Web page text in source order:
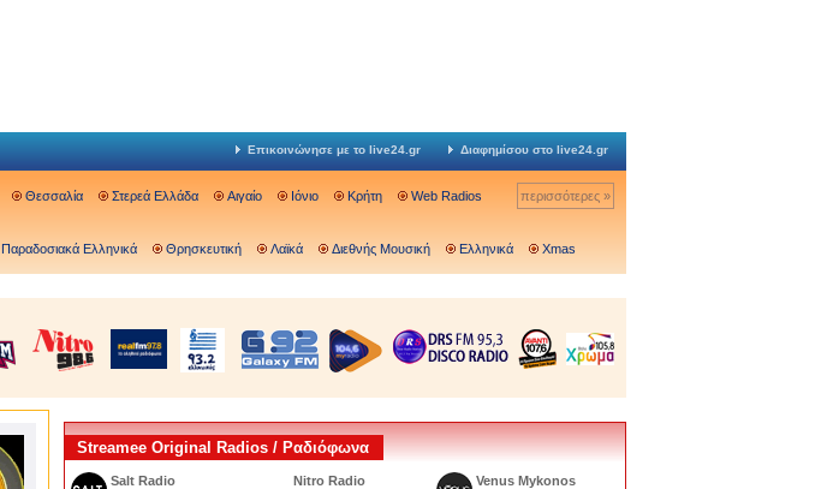
Επικοινώνησε με το live24.gr Διαφημίσου στο live24.gr
Θεσσαλία Στερεά Ελλάδα Αιγαίο Ιόνιο Κρήτη Web Radios περισσότερες »
Παραδοσιακά Ελληνικά Θρησκευτική Λαϊκά Διεθνής Μουσική Ελληνικά Xmas
Streamee Original Radios / Ραδιόφωνα
Salt Radio Nitro Radio Venus Mykonos